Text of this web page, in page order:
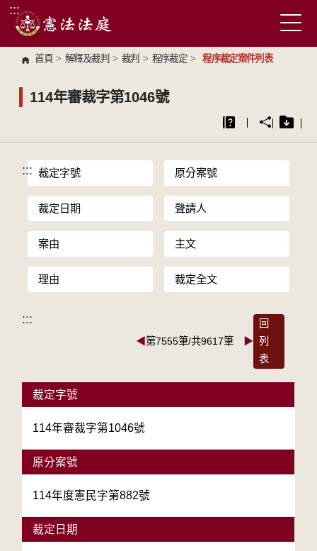
跳到主要內容區塊
:::
首頁 > 解釋及裁判 > 裁判 > 程序裁定 > 程序裁定案件列表
114年審裁字第1046號
::: 裁定字號 原分案號
裁定日期 聲請人
案由 主文
理由 裁定全文
:::
◀第7555筆/共9617筆 ▶
回
列
表
裁定字號
114年審裁字第1046號
原分案號
114年度憲民字第882號
裁定日期